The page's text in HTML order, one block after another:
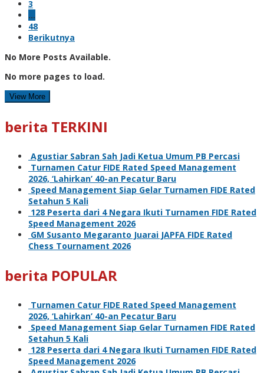
3
…
48
Berikutnya
No More Posts Available.
No more pages to load.
View More
berita TERKINI
Agustiar Sabran Sah Jadi Ketua Umum PB Percasi
Turnamen Catur FIDE Rated Speed Management
2026, ‘Lahirkan’ 40-an Pecatur Baru
Speed Management Siap Gelar Turnamen FIDE Rated
Setahun 5 Kali
128 Peserta dari 4 Negara Ikuti Turnamen FIDE Rated
Speed Management 2026
GM Susanto Megaranto Juarai JAPFA FIDE Rated
Chess Tournament 2026
berita POPULAR
Turnamen Catur FIDE Rated Speed Management
2026, ‘Lahirkan’ 40-an Pecatur Baru
Speed Management Siap Gelar Turnamen FIDE Rated
Setahun 5 Kali
128 Peserta dari 4 Negara Ikuti Turnamen FIDE Rated
Speed Management 2026